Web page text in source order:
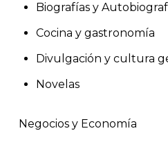
Biografías y
Cocina y gastronomía
Divulgación y cultura
Novelas
Negocios y Economía